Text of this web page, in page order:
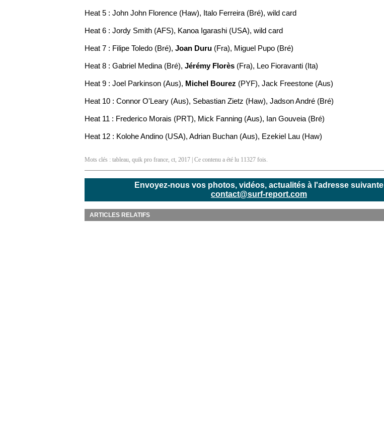
Heat 5 : John John Florence (Haw), Italo Ferreira (Bré), wild card
Heat 6 : Jordy Smith (AFS), Kanoa Igarashi (USA), wild card
Heat 7 : Filipe Toledo (Bré), Joan Duru (Fra), Miguel Pupo (Bré)
Heat 8 : Gabriel Medina (Bré), Jérémy Florès (Fra), Leo Fioravanti (Ita)
Heat 9 : Joel Parkinson (Aus), Michel Bourez (PYF), Jack Freestone (Aus)
Heat 10 : Connor O'Leary (Aus), Sebastian Zietz (Haw), Jadson André (Bré)
Heat 11 : Frederico Morais (PRT), Mick Fanning (Aus), Ian Gouveia (Bré)
Heat 12 : Kolohe Andino (USA), Adrian Buchan (Aus), Ezekiel Lau (Haw)
Mots clés : tableau, quik pro france, ct, 2017 | Ce contenu a été lu 11327 fois.
Envoyez-nous vos photos, vidéos, actualités à l'adresse suivante
contact@surf-report.com
ARTICLES RELATIFS